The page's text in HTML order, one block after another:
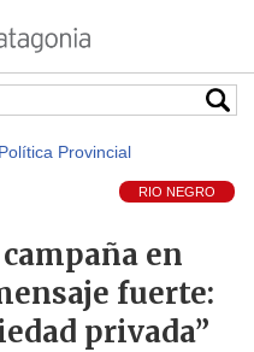
Política Provincial
RIO NEGRO
en
fuerte:
privada”